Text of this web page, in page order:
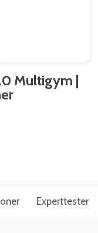
Multigym |
Experttester